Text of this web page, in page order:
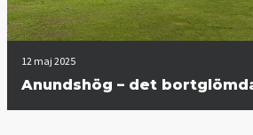
12 maj 2025
Anundshög – det